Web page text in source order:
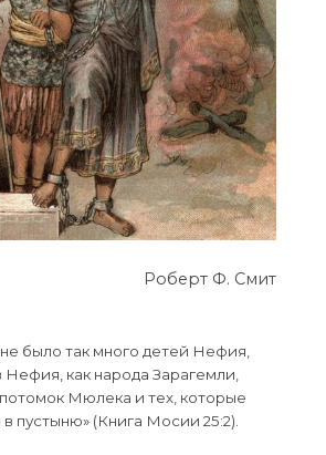
Роберт Ф. Смит
было так много детей Нефия,
как народа Зарагемли,
Мюлека и тех, которые
пустыню» (Книга Мосии 25:2).